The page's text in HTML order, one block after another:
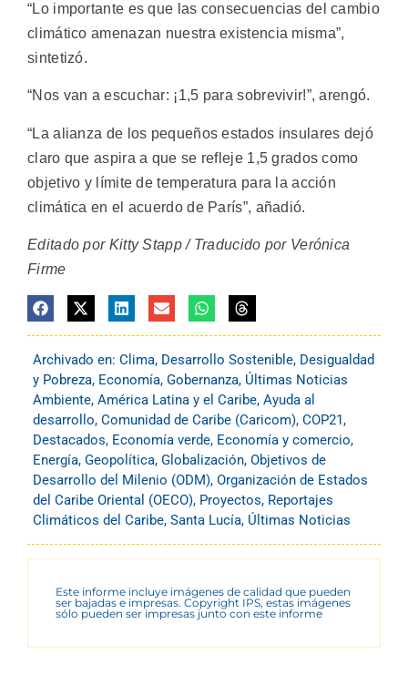
“Lo importante es que las consecuencias del cambio
climático amenazan nuestra existencia misma”,
sintetizó.
“Nos van a escuchar: ¡1,5 para sobrevivir!”, arengó.
“La alianza de los pequeños estados insulares dejó
claro que aspira a que se refleje 1,5 grados como
objetivo y límite de temperatura para la acción
climática en el acuerdo de París”, añadió.
Editado por Kitty Stapp / Traducido por Verónica
Firme
Archivado en: Clima, Desarrollo Sostenible, Desigualdad
y Pobreza, Economía, Gobernanza, Últimas Noticias
Ambiente, América Latina y el Caribe, Ayuda al
desarrollo, Comunidad de Caribe (Caricom), COP21,
Destacados, Economía verde, Economía y comercio,
Energía, Geopolítica, Globalización, Objetivos de
Desarrollo del Milenio (ODM), Organización de Estados
del Caribe Oriental (OECO), Proyectos, Reportajes
Climáticos del Caribe, Santa Lucía, Últimas Noticias
Este informe incluye imágenes de calidad que pueden
ser bajadas e impresas. Copyright IPS, estas imágenes
sólo pueden ser impresas junto con este informe